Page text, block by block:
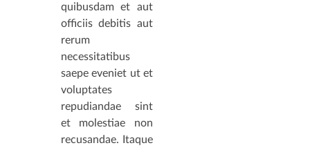
quibusdam et aut
officiis debitis aut
rerum
necessitatibus
saepe eveniet ut et
voluptates
repudiandae sint
et molestiae non
recusandae. Itaque